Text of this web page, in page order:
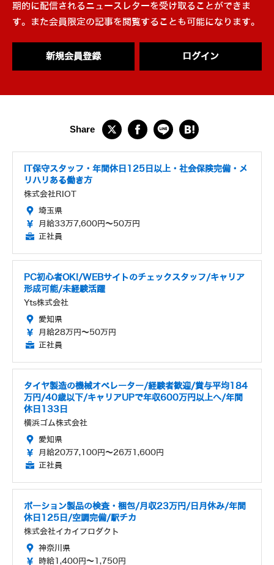
期的に配信されるニュースレターを受け取ることができま
す。また会員限定の記事を閲覧することも可能になります。
新規会員登録 ログイン
IT保守スタッフ・年間休日125日以上・社会保険完備・メ
リハリある働き方
株式会社RIOT
埼玉県
月給33万7,600円～50万円
正社員
PC初心者OK!/WEBサイトのチェックスタッフ/キャリア
形成可能/未経験活躍
Yts株式会社
愛知県
月給28万円～50万円
正社員
タイヤ製造の機械オペレーター/経験者歓迎/賞与平均184
万円/40歳以下/キャリアUPで年収600万円以上へ/年間
休日133日
横浜ゴム株式会社
愛知県
月給20万7,100円～26万1,600円
正社員
ポーション製品の検査・梱包/月収23万円/日月休み/年間
休日125日/空調完備/駅チカ
株式会社イカイプロダクト
神奈川県
時給1,400円～1,750円